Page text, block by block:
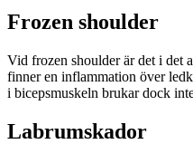
Frozen shoulder
Vid frozen shoulder är det i det
finner en inflammation över
i bicepsmuskeln brukar dock
Labrumskador